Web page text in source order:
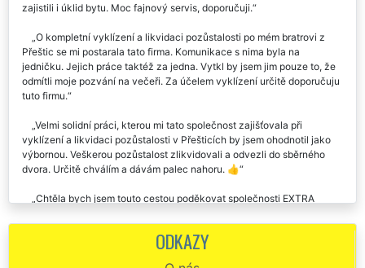
zajistili i úklid bytu. Moc fajnový servis, doporučuji.
O kompletní vyklízení a likvidaci pozůstalosti po mém bratrovi z
Přeštic se mi postarala tato firma. Komunikace s nima byla na
jedničku. Jejich práce taktéž za jedna. Vytkl by jsem jim pouze to, že
odmítli moje pozvání na večeři. Za účelem vyklízení určitě doporučuju
tuto firmu.
Velmi solidní práci, kterou mi tato společnost zajišťovala při
vyklízení a likvidaci pozůstalosti v Přešticích by jsem ohodnotil jako
výbornou. Veškerou pozůstalost zlikvidovali a odvezli do sběrného
dvora. Určitě chválím a dávám palec nahoru. 👍
Chtěla bych jsem touto cestou poděkovat společnosti EXTRA
likvidaci pozůstalosti po mé mamince. Děkuji vám chlapci za vaši
ODKAZY